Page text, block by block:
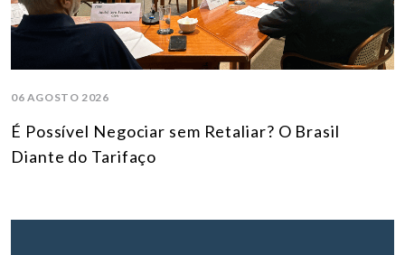
06 AGOSTO 2026
É Possível Negociar sem Retaliar? O Brasil
Diante do Tarifaço